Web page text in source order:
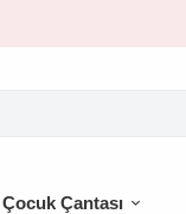
Çocuk Çantası